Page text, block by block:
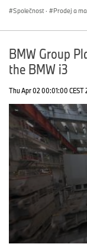
Společnost · Prodej a
BMW Group
the BMW i3
Thu Apr 02 00:01:00 CEST